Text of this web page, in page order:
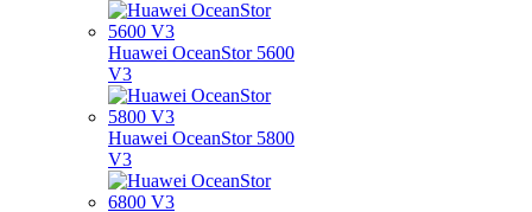
Huawei OceanStor 5600
V3
Huawei OceanStor 5800
V3